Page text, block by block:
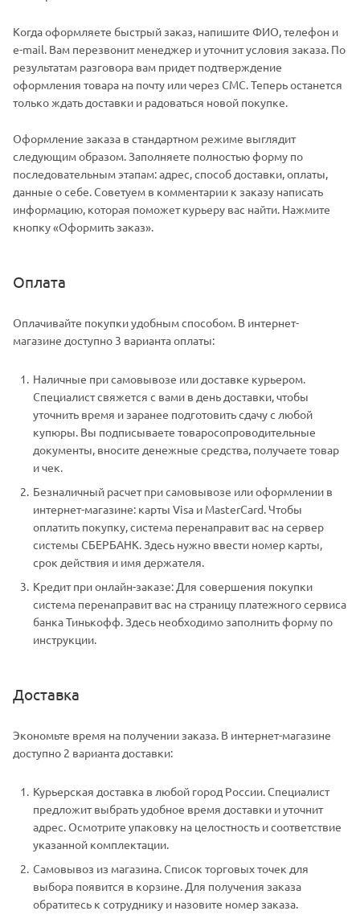
Когда оформляете быстрый заказ, напишите ФИО, телефон и
e-mail. Вам перезвонит менеджер и уточнит условия заказа. По
результатам разговора вам придет подтверждение
оформления товара на почту или через СМС. Теперь останется
только ждать доставки и радоваться новой покупке.
Оформление заказа в стандартном режиме выглядит
следующим образом. Заполняете полностью форму по
последовательным этапам: адрес, способ доставки, оплаты,
данные о себе. Советуем в комментарии к заказу написать
информацию, которая поможет курьеру вас найти. Нажмите
кнопку «Оформить заказ».
Оплата
Оплачивайте покупки удобным способом. В интернет-
магазине доступно 3 варианта оплаты:
Наличные при самовывозе или доставке курьером.
Специалист свяжется с вами в день доставки, чтобы
уточнить время и заранее подготовить сдачу с любой
купюры. Вы подписываете товаросопроводительные
документы, вносите денежные средства, получаете товар
и чек.
Безналичный расчет при самовывозе или оформлении в
интернет-магазине: карты Visa и MasterCard. Чтобы
оплатить покупку, система перенаправит вас на сервер
системы СБЕРБАНК. Здесь нужно ввести номер карты,
срок действия и имя держателя.
Кредит при онлайн-заказе: Для совершения покупки
система перенаправит вас на страницу платежного сервиса
банка Тинькофф. Здесь необходимо заполнить форму по
инструкции.
Доставка
Экономьте время на получении заказа. В интернет-магазине
доступно 2 варианта доставки:
Курьерская доставка в любой город России. Специалист
предложит выбрать удобное время доставки и уточнит
адрес. Осмотрите упаковку на целостность и соответствие
указанной комплектации.
Самовывоз из магазина. Список торговых точек для
выбора появится в корзине. Для получения заказа
обратитесь к сотруднику и назовите номер заказа.